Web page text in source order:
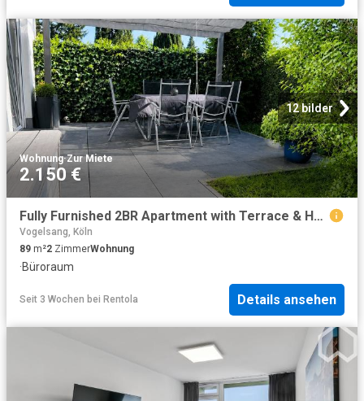
12 bilder
Wohnung·Zur Miete
2.150 €
Fully Furnished 2BR Apartment with Terrace & Home Office | Cologne Niehl, Koln Amsterdam Apartments for Rent
Vogelsang, Köln
89 m²2 ZimmerWohnung
·Büroraum
Seit 3 Wochen bei Rentola Details ansehen